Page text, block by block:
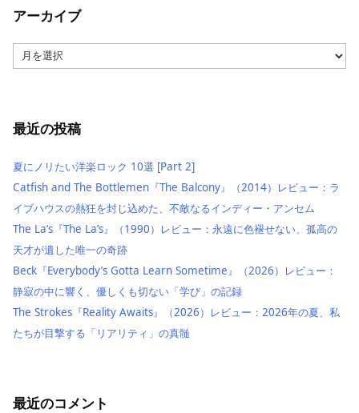
アーカイブ
ー
最近の投稿
夏にノリたい洋楽ロック 10選 [Part 2]
Catfish and The Bottlemen『The Balcony』（2014）レビュー：ラ
イブハウスの熱狂を封じ込めた、不敵なるインディー・アンセム
The La’s『The La’s』（1990）レビュー：永遠に色褪せない、孤高の
天才が遺した唯一の奇跡
Beck『Everybody’s Gotta Learn Sometime』（2026）レビュー：
静寂の中に響く、優しくも切ない「学び」の記録
The Strokes『Reality Awaits』（2026）レビュー：2026年の夏、私
たちが目撃する「リアリティ」の真髄
最近のコメント